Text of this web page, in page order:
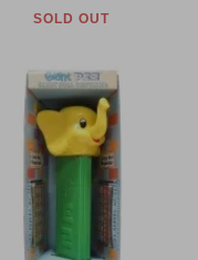
SOLD OUT